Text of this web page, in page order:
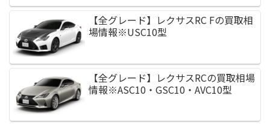
【全グレード】レクサスRC Fの買取相
場情報※USC10型
【全グレード】レクサスRCの買取相場
情報※ASC10・GSC10・AVC10型